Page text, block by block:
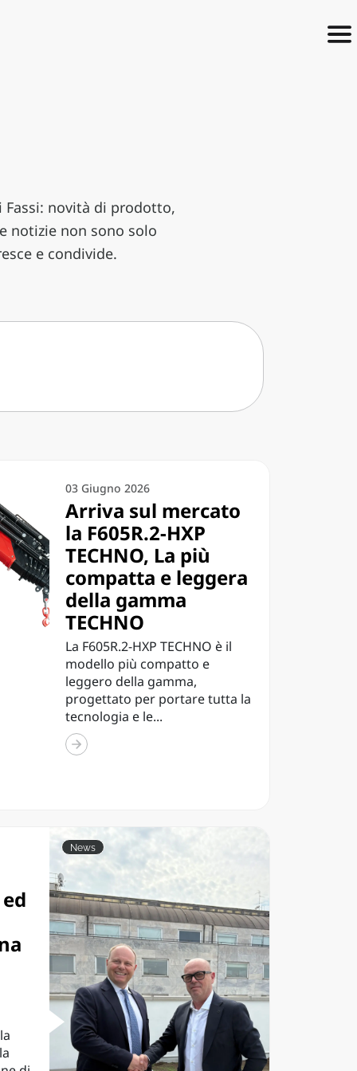
Fassi: novità di prodotto,
notizie non sono solo
e condivide.
03 Giugno 2026
Arriva sul mercato
la F605R.2-HXP
TECHNO, La più
compatta e leggera
della gamma
TECHNO
La F605R.2-HXP TECHNO è il
modello più compatto e
leggero della gamma,
progettato per portare tutta la
tecnologia e le...
News